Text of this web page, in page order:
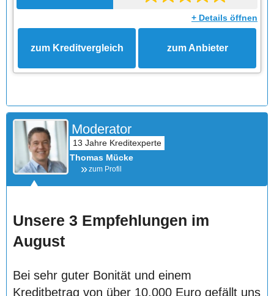
+ Details öffnen
zum Kreditvergleich zum Anbieter
Moderator
Thomas Mücke
zum Profil
Unsere 3 Empfehlungen im
August
Bei sehr guter Bonität und einem
Kreditbetrag von über 10.000 Euro gefällt uns